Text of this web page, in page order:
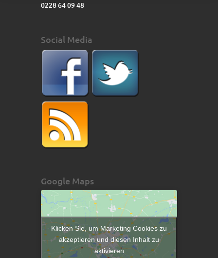
0228 64 09 48
Social Media
Google Maps
Klicken Sie, um Marketing Cookies zu
akzeptieren und diesen Inhalt zu
aktivieren